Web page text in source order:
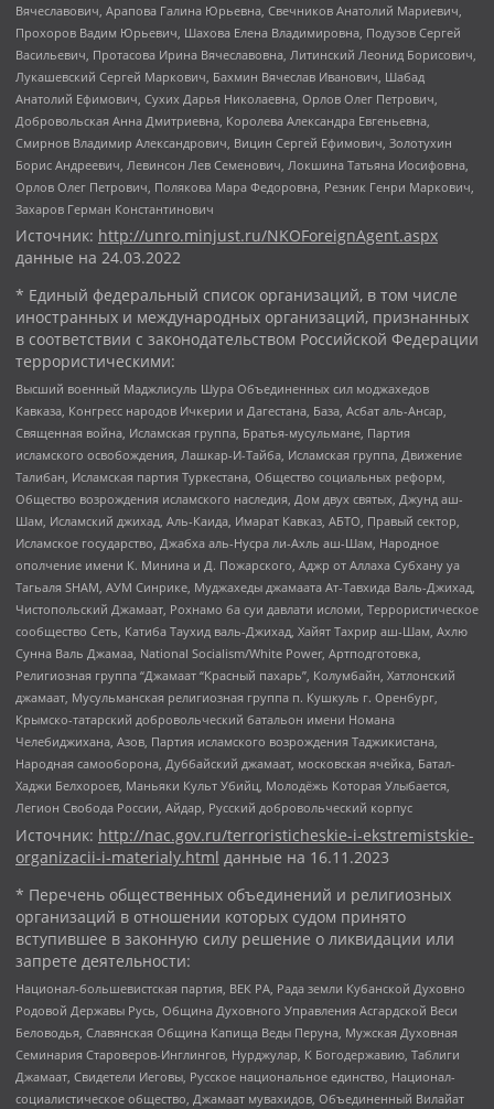
Вячеславович, Арапова Галина Юрьевна, Свечников Анатолий Мариевич,
Прохоров Вадим Юрьевич, Шахова Елена Владимировна, Подузов Сергей
Васильевич, Протасова Ирина Вячеславовна, Литинский Леонид Борисович,
Лукашевский Сергей Маркович, Бахмин Вячеслав Иванович, Шабад
Анатолий Ефимович, Сухих Дарья Николаевна, Орлов Олег Петрович,
Добровольская Анна Дмитриевна, Королева Александра Евгеньевна,
Смирнов Владимир Александрович, Вицин Сергей Ефимович, Золотухин
Борис Андреевич, Левинсон Лев Семенович, Локшина Татьяна Иосифовна,
Орлов Олег Петрович, Полякова Мара Федоровна, Резник Генри Маркович,
Захаров Герман Константинович
Источник: http://unro.minjust.ru/NKOForeignAgent.aspx
данные на 24.03.2022
* Единый федеральный список организаций, в том числе
иностранных и международных организаций, признанных
в соответствии с законодательством Российской Федерации
террористическими:
Высший военный Маджлисуль Шура Объединенных сил моджахедов
Кавказа, Конгресс народов Ичкерии и Дагестана, База, Асбат аль-Ансар,
Священная война, Исламская группа, Братья-мусульмане, Партия
исламского освобождения, Лашкар-И-Тайба, Исламская группа, Движение
Талибан, Исламская партия Туркестана, Общество социальных реформ,
Общество возрождения исламского наследия, Дом двух святых, Джунд аш-
Шам, Исламский джихад, Аль-Каида, Имарат Кавказ, АБТО, Правый сектор,
Исламское государство, Джабха аль-Нусра ли-Ахль аш-Шам, Народное
ополчение имени К. Минина и Д. Пожарского, Аджр от Аллаха Субхану уа
Тагьаля SHAM, АУМ Синрике, Муджахеды джамаата Ат-Тавхида Валь-Джихад,
Чистопольский Джамаат, Рохнамо ба суи давлати исломи, Террористическое
сообщество Сеть, Катиба Таухид валь-Джихад, Хайят Тахрир аш-Шам, Ахлю
Сунна Валь Джамаа, National Socialism/White Power, Артподготовка,
Религиозная группа “Джамаат “Красный пахарь”, Колумбайн, Хатлонский
джамаат, Мусульманская религиозная группа п. Кушкуль г. Оренбург,
Крымско-татарский добровольческий батальон имени Номана
Челебиджихана, Азов, Партия исламского возрождения Таджикистана,
Народная самооборона, Дуббайский джамаат, московская ячейка, Батал-
Хаджи Белхороев, Маньяки Культ Убийц, Молодёжь Которая Улыбается,
Легион Свобода России, Айдар, Русский добровольческий корпус
Источник: http://nac.gov.ru/terroristicheskie-i-ekstremistskie-
organizacii-i-materialy.html данные на 16.11.2023
* Перечень общественных объединений и религиозных
организаций в отношении которых судом принято
вступившее в законную силу решение о ликвидации или
запрете деятельности:
Национал-большевистская партия, ВЕК РА, Рада земли Кубанской Духовно
Родовой Державы Русь, Община Духовного Управления Асгардской Веси
Беловодья, Славянская Община Капища Веды Перуна, Мужская Духовная
Семинария Староверов-Инглингов, Нурджулар, К Богодержавию, Таблиги
Джамаат, Свидетели Иеговы, Русское национальное единство, Национал-
социалистическое общество, Джамаат мувахидов, Объединенный Вилайат